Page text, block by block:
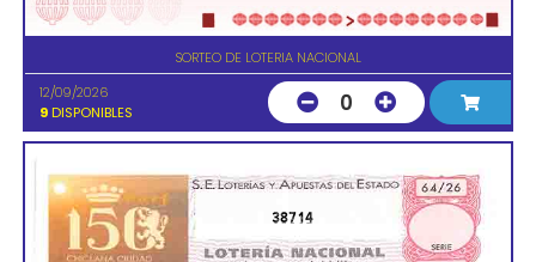
SORTEO DE LOTERIA NACIONAL
12/09/2026
9 DISPONIBLES 0
38714